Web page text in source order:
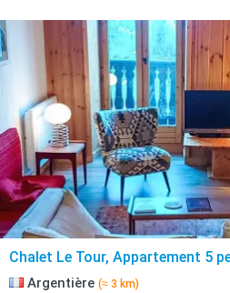
Chalet Le Tour, Appartement 5
Argentière (≈ 3 km)